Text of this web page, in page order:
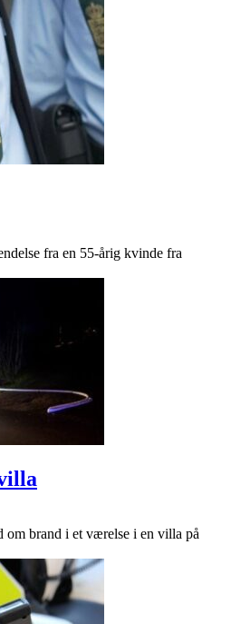
fra en 55-årig kvinde fra
brand i et værelse i en villa på